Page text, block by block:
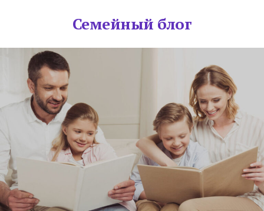
Семейный блог